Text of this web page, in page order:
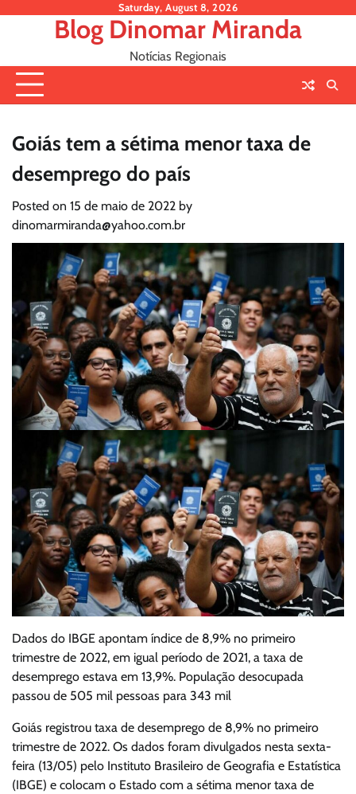
Saturday, August 8, 2026
Blog Dinomar Miranda
Notícias Regionais
Goiás tem a sétima menor taxa de
desemprego do país
Posted on 15 de maio de 2022 by
dinomarmiranda@yahoo.com.br
Dados do IBGE apontam índice de 8,9% no primeiro
trimestre de 2022, em igual período de 2021, a taxa de
desemprego estava em 13,9%. População desocupada
passou de 505 mil pessoas para 343 mil
Goiás registrou taxa de desemprego de 8,9% no primeiro
trimestre de 2022. Os dados foram divulgados nesta sexta-
feira (13/05) pelo Instituto Brasileiro de Geografia e Estatística
(IBGE) e colocam o Estado com a sétima menor taxa de